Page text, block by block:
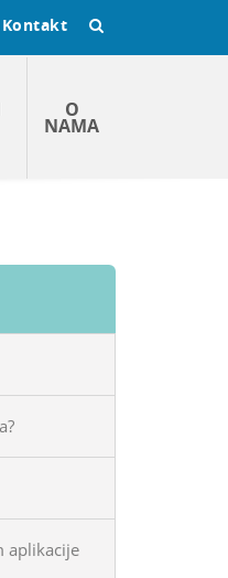
Kontakt
O
NAMA
aplikacije